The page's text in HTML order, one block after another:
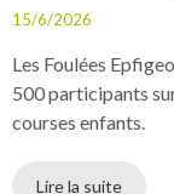
15/6/2026
Les Foulées
500 participants
courses enfants.
Lire la suite